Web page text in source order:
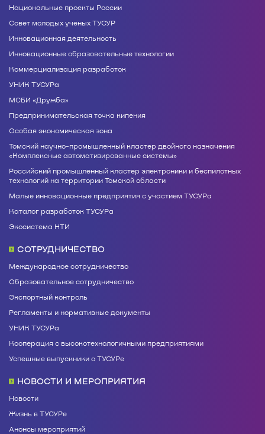
Национальные проекты России
Совет молодых ученых ТУСУР
Инновационная деятельность
Инновационные образовательные технологии
Коммерциализация разработок
УНИК ТУСУРа
МСБИ «Дружба»
Предпринимательская точка кипения
Особая экономическая зона
Томский научно-промышленный кластер двойного назначения
«Комплексные автоматизированные системы»
Российский промышленный кластер электроники и беспилотных
технологий на территории Томской области
Малые инновационные предприятия с участием ТУСУРа
Каталог разработок ТУСУРа
Экосистема НТИ
СОТРУДНИЧЕСТВО
Международное сотрудничество
Образовательное сотрудничество
Экспортный контроль
Регламенты и нормативные документы
УНИК ТУСУРа
Кооперация с высокотехнологичными предприятиями
Успешные выпускники о ТУСУРе
НОВОСТИ И МЕРОПРИЯТИЯ
Новости
Жизнь в ТУСУРе
Анонсы мероприятий